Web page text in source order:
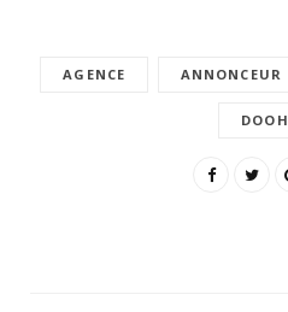
AGENCE ANNONCEUR
DOOH